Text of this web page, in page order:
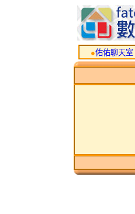
●佑佑聊天室